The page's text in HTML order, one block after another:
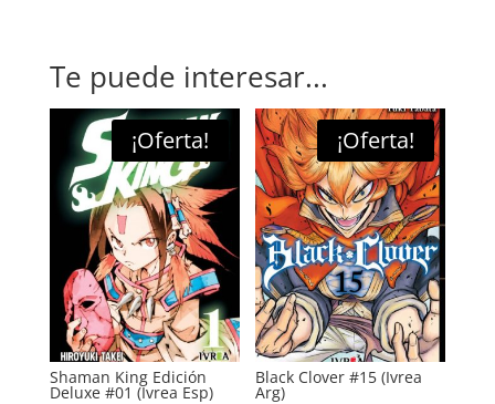
Te puede interesar...
¡Oferta!
Shaman King Edición
Deluxe #01 (Ivrea Esp)
¡Oferta!
Black Clover #15 (Ivrea
Arg)